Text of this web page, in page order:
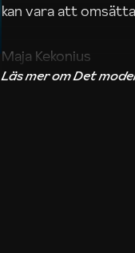
kan vara att
Maja Kekonius